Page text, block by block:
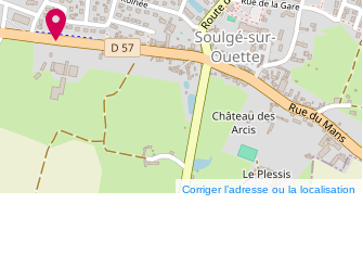
Corriger l’adresse ou la localisation